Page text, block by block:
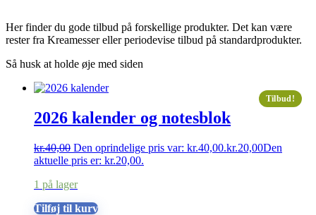
Her finder du gode tilbud på forskellige produkter. Det kan være
rester fra Kreamesser eller periodevise tilbud på standardprodukter.
Så husk at holde øje med siden
Tilbud!
2026 kalender og notesblok
kr.40,00 Den oprindelige pris var: kr.40,00.kr.20,00Den
aktuelle pris er: kr.20,00.
1 på lager
Tilføj til kurv